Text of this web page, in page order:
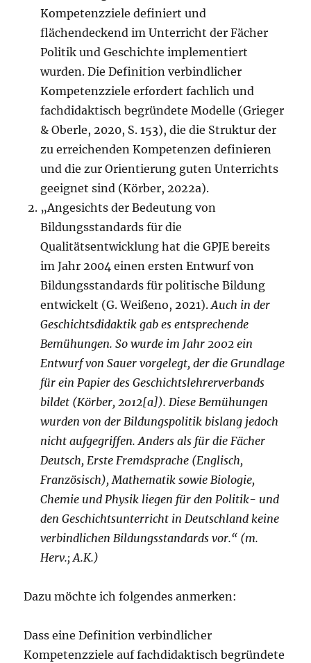
Kompetenzziele definiert und
flächendeckend im Unterricht der Fächer
Politik und Geschichte implementiert
wurden. Die Definition verbindlicher
Kompetenzziele erfordert fachlich und
fachdidaktisch begründete Modelle (Grieger
& Oberle, 2020, S. 153), die die Struktur der
zu erreichenden Kompetenzen definieren
und die zur Orientierung guten Unterrichts
geeignet sind (Körber, 2022a).
„Angesichts der Bedeutung von
Bildungsstandards für die
Qualitätsentwicklung hat die GPJE bereits
im Jahr 2004 einen ersten Entwurf von
Bildungsstandards für politische Bildung
entwickelt (G. Weißeno, 2021).Auch in der
Geschichtsdidaktik gab es entsprechende
Bemühungen. So wurde im Jahr 2002 ein
Entwurf von Sauer vorgelegt, der die Grundlage
für ein Papier des Geschichtslehrerverbands
bildet (Körber, 2012[a]). Diese Bemühungen
wurden von der Bildungspolitik bislang jedoch
nicht aufgegriffen. Anders als für die Fächer
Deutsch, Erste Fremdsprache (Englisch,
Französisch), Mathematik sowie Biologie,
Chemie und Physik liegen für den Politik- und
den Geschichtsunterricht in Deutschland keine
verbindlichen Bildungsstandards vor.“ (m.
Herv.; A.K.)
Dazu möchte ich folgendes anmerken:
Dass eine Definition verbindlicher
Kompetenzziele auf fachdidaktisch begründete